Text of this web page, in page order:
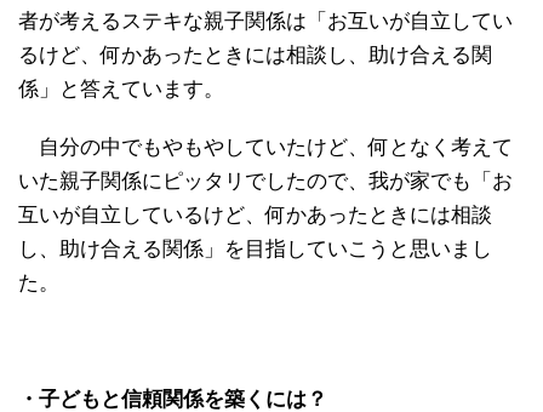
者が考えるステキな親子関係は「お互いが自立してい
るけど、何かあったときには相談し、助け合える関
係」と答えています。
自分の中でもやもやしていたけど、何となく考えて
いた親子関係にピッタリでしたので、我が家でも「お
互いが自立しているけど、何かあったときには相談
し、助け合える関係」を目指していこうと思いまし
た。
・子どもと信頼関係を築くには？